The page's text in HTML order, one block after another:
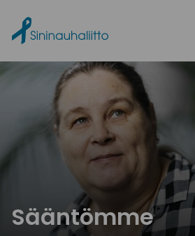
Sääntömme